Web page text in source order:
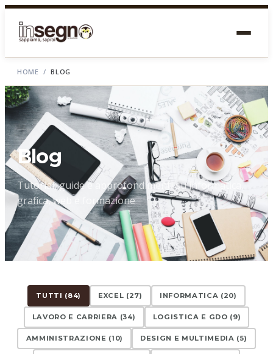
HOME / BLOG
Blog
Tutorial, guide e approfondimenti su informatica,
grafica, web e formazione
TUTTI (84) EXCEL (27) INFORMATICA (20)
LAVORO E CARRIERA (34) LOGISTICA E GDO (9)
AMMINISTRAZIONE (10) DESIGN E MULTIMEDIA (5)